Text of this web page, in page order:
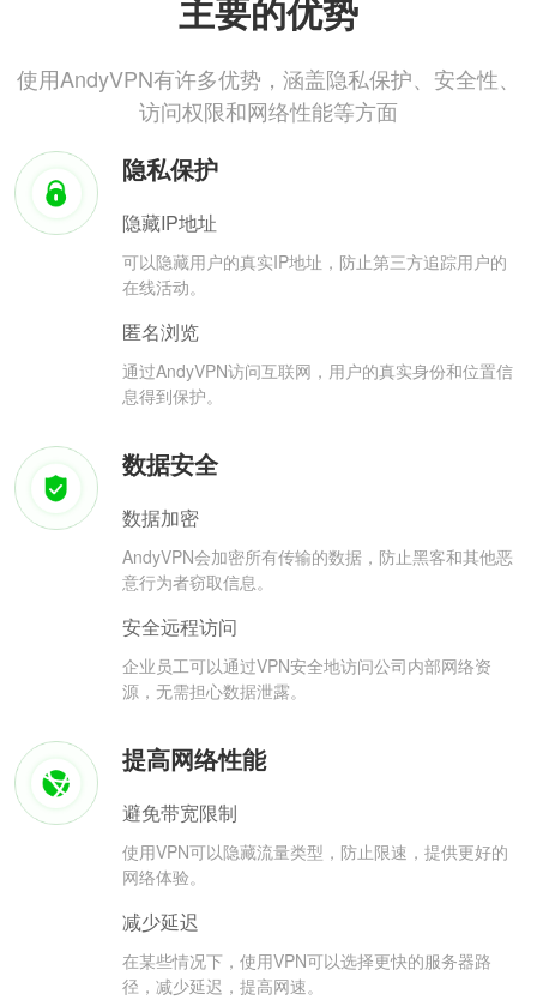
主要的优势
使用AndyVPN有许多优势，涵盖隐私保护、安全性、
访问权限和网络性能等方面
隐私保护
隐藏IP地址
可以隐藏用户的真实IP地址，防止第三方追踪用户的
在线活动。
匿名浏览
通过AndyVPN访问互联网，用户的真实身份和位置信
息得到保护。
数据安全
数据加密
AndyVPN会加密所有传输的数据，防止黑客和其他恶
意行为者窃取信息。
安全远程访问
企业员工可以通过VPN安全地访问公司内部网络资
源，无需担心数据泄露。
提高网络性能
避免带宽限制
使用VPN可以隐藏流量类型，防止限速，提供更好的
网络体验。
减少延迟
在某些情况下，使用VPN可以选择更快的服务器路
径，减少延迟，提高网速。